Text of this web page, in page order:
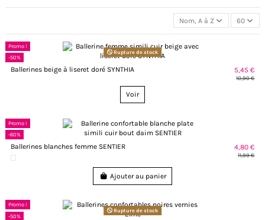
Nom, A à Z 60
Promo !
-50%
Rupture de stock
Ballerines beige à liseret doré SYNTHIA 5,45 €
10,90 €
Voir
Promo !
-60%
Ballerines blanches femme SENTIER 4,80 €
11,99 €
Ajouter au panier
Promo !
-50%
Rupture de stock